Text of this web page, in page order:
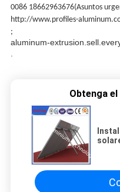
0086 18662963676(Asuntos
http://www.profiles-
;
aluminum-
Obtenga